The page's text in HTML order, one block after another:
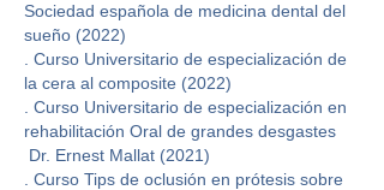
Sociedad española de medicina dental del
sueño (2022)
. Curso Universitario de especialización de
la cera al composite (2022)
Curso Universitario de especialización en
rehabilitación Oral de grandes desgastes
Dr. Ernest Mallat (2021)
. Curso Tips de oclusión en prótesis sobre